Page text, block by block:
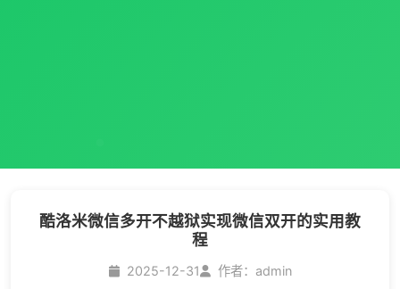
酷洛米微信多开不越狱实现微信双开的实用教
程
2025-12-31 作者：admin